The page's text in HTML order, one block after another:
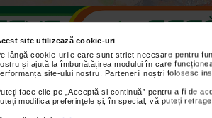
site utilizează cookie-uri
lângă cookie-urile care sunt strict necesare pentru
și ajută la îmbunătățirea modului în care
site-ului nostru. Partenerii noștri folosesc
face clic pe „Acceptă si continuă” pentru a fi de
modifica preferințele și, în special, vă puteți